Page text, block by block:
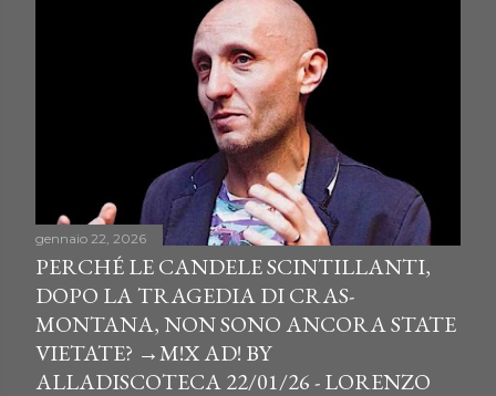
gennaio 22, 2026
PERCHÉ LE CANDELE SCINTILLANTI,
DOPO LA TRAGEDIA DI CRAS-
MONTANA, NON SONO ANCORA STATE
VIETATE? →M!X AD! BY
ALLADISCOTECA 22/01/26 - LORENZO